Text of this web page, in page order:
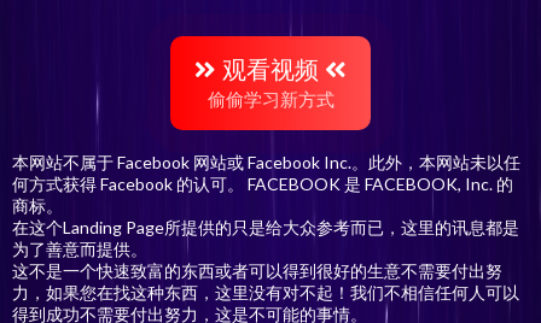
观看视频
偷偷学习新方式
本网站不属于 Facebook 网站或 Facebook Inc.。此外，本网站未以任
何方式获得 Facebook 的认可。 FACEBOOK 是 FACEBOOK, Inc. 的
商标。
在这个Landing Page所提供的只是给大众参考而已，这里的讯息都是
为了善意而提供。
这不是一个快速致富的东西或者可以得到很好的生意不需要付出努
力，如果您在找这种东西，这里没有对不起！我们不相信任何人可以
得到成功不需要付出努力，这是不可能的事情。